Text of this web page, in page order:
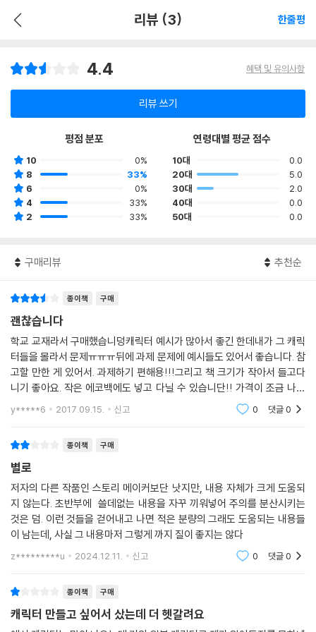
리뷰 (3) 한줄평
4.4 혜택 및 유의사항
리뷰 쓰기
평점 분포
10
0%
8
33%
6
0%
4
33%
2
33%
연령대별 평균 점수
10대
0.0
20대
5.0
30대
2.0
40대
0.0
50대
0.0
구매리뷰 추천순
종이책 구매
괜찮습니다
학교 교재라서 구매했습니덩캐릭터 예시가 많아서 좋긴 한데내가 그 캐릭
터들을 몰라서 문제ㅠㅠㅠ뒤에 과제 문제에 예시들도 있어서 좋습니다. 참
고할 만한 게 있어서. 과제하기 편해용!!!그리고 책 크기가 작아서 들고다
니기 좋아요. 작은 에코백에도 넣고 다닐 수 있습니단!! 가격이 조금 나가
서 부담스럽기해용ㅎㅎㅎㅎㅎㅎㅎㅎㅎㅎㅎㅎㅎㅎㅎㅎㅎㅎㅎ
y*****6 2017.09.15. 신고 0 댓글0
종이책 구매
별로
저자의 다른 작품인 스토리 메이커보단 낫지만, 내용 자체가 크게 도움되
지 않는다. 초반부에 쓸데없는 내용을 자꾸 끼워넣어 주의를 분산시키는
것은 덤. 이런 것들을 걷어내고 나면 적은 분량의 그래도 도움되는 내용들
이 남는데, 사실 그 내용마저 그렇게 까지 질이 좋지는 않다
z*********u 2024.12.11. 신고 0 댓글0
종이책 구매
캐릭터 만들고 싶어서 샀는데 더 헷갈려요